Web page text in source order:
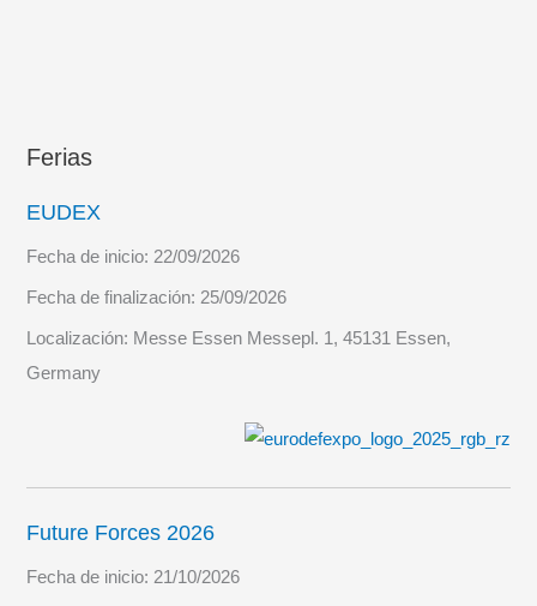
Ferias
EUDEX
Fecha de inicio:22/09/2026
Fecha de finalización:25/09/2026
Localización: Messe Essen Messepl. 1, 45131 Essen,
Germany
Future Forces 2026
Fecha de inicio: 21/10/2026